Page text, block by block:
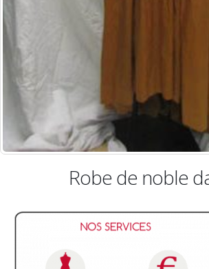
Robe de noble dame